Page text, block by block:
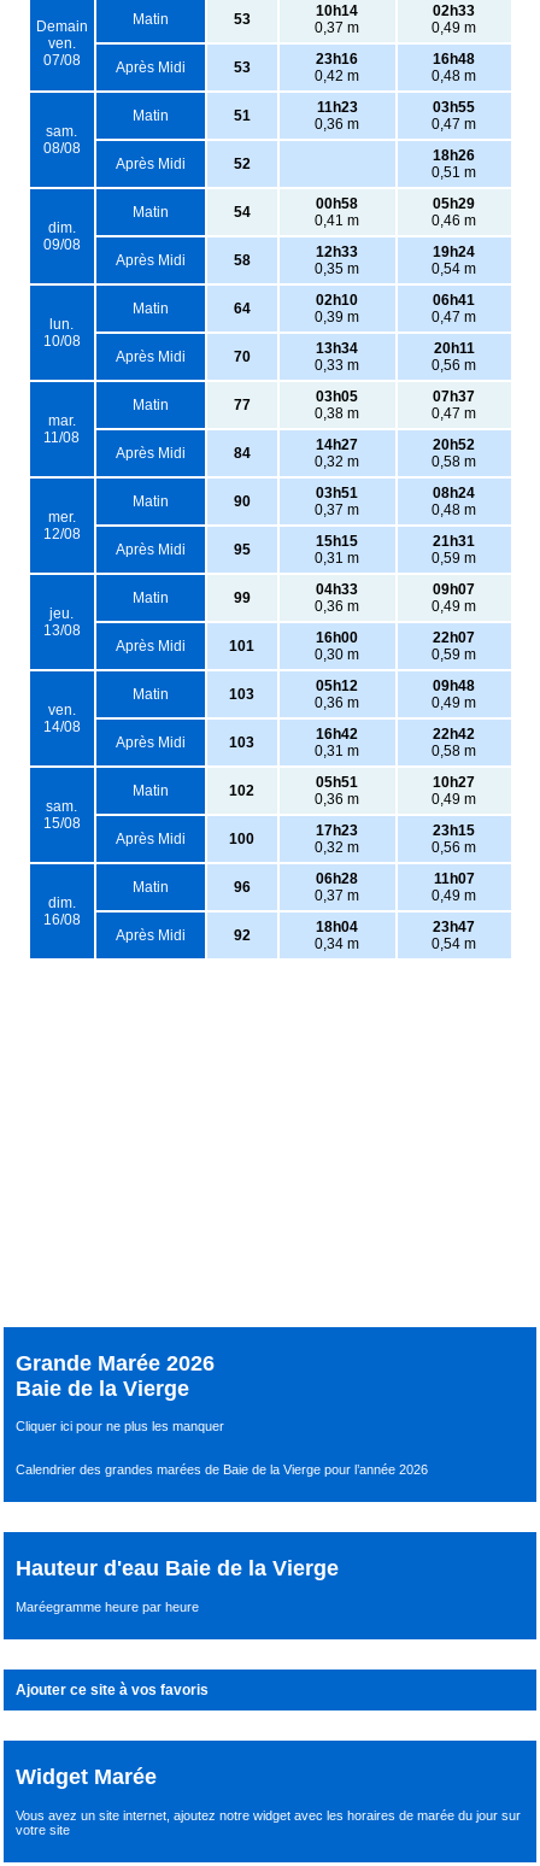
Demain
ven.
07/08
Matin 53
10h14
0,37 m
02h33
0,49 m
Après Midi 53
23h16
0,42 m
16h48
0,48 m
sam.
08/08
Matin 51
11h23
0,36 m
03h55
0,47 m
Après Midi 52
18h26
0,51 m
dim.
09/08
Matin 54
00h58
0,41 m
05h29
0,46 m
Après Midi 58
12h33
0,35 m
19h24
0,54 m
lun.
10/08
Matin 64
02h10
0,39 m
06h41
0,47 m
Après Midi 70
13h34
0,33 m
20h11
0,56 m
mar.
11/08
Matin 77
03h05
0,38 m
07h37
0,47 m
Après Midi 84
14h27
0,32 m
20h52
0,58 m
mer.
12/08
Matin 90
03h51
0,37 m
08h24
0,48 m
Après Midi 95
15h15
0,31 m
21h31
0,59 m
jeu.
13/08
Matin 99
04h33
0,36 m
09h07
0,49 m
Après Midi 101
16h00
0,30 m
22h07
0,59 m
ven.
14/08
Matin 103
05h12
0,36 m
09h48
0,49 m
Après Midi 103
16h42
0,31 m
22h42
0,58 m
sam.
15/08
Matin 102
05h51
0,36 m
10h27
0,49 m
Après Midi 100
17h23
0,32 m
23h15
0,56 m
dim.
16/08
Matin 96
06h28
0,37 m
11h07
0,49 m
Après Midi 92
18h04
0,34 m
23h47
0,54 m
Grande Marée 2026
Baie de la Vierge
Cliquer ici pour ne plus les manquer
Calendrier des grandes marées de Baie de la Vierge pour l’année 2026
Hauteur d'eau Baie de la Vierge
Maréegramme heure par heure
Ajouter ce site à vos favoris
Widget Marée
Vous avez un site internet,ajoutez notre widget avec les horaires de marée du joursur
votre site